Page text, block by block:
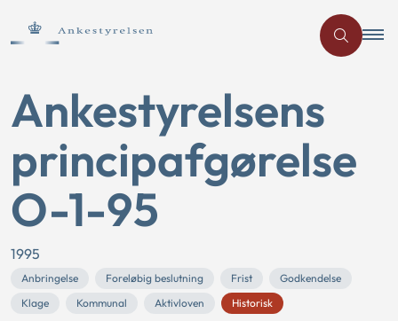
Ankestyrelsens
principafgørelse
O-1-95
1995
Anbringelse Foreløbig beslutning Frist
Godkendelse
Klage
Kommunal Aktivloven Historisk